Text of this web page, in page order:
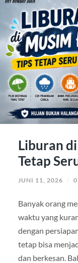
Liburan
Tetap
JUNI 11, 2026 /
Banyak orang
waktu yang
dengan
tetap bisa
dan berkesan.